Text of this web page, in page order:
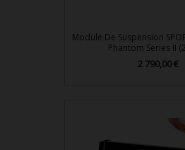
Module De Suspension
Phantom Series II
Prix
2 790,00 €